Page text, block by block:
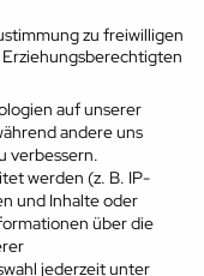
zu freiwilligen
auf unserer
andere uns
verbessern.
werden (z. B. IP-
und Inhalte oder
über die
jederzeit unter